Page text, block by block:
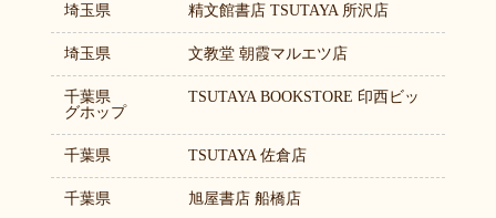
埼玉県 精文館書店 TSUTAYA 所沢店
埼玉県 文教堂 朝霞マルエツ店
千葉県
TSUTAYA BOOKSTORE 印西ビッ
グホップ
千葉県 TSUTAYA 佐倉店
千葉県 旭屋書店 船橋店